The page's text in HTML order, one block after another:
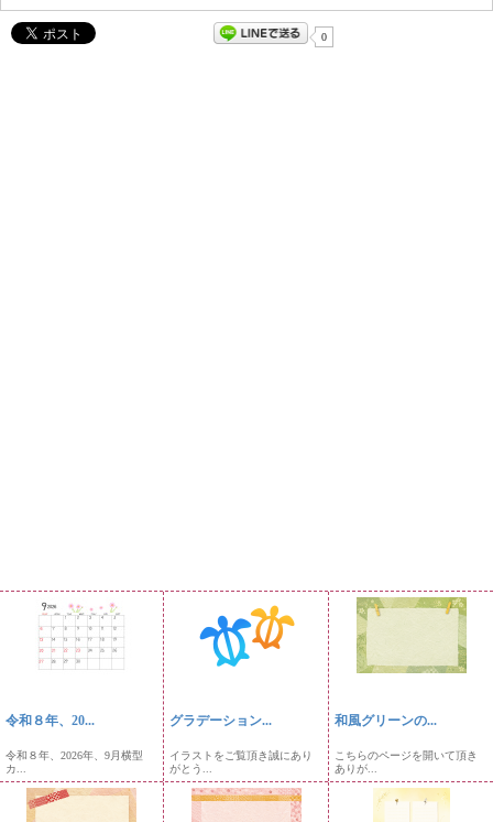
0
令和８年、20...
令和８年、2026年、9月横型
カ...
グラデーション...
イラストをご覧頂き誠にあり
がとう...
和風グリーンの...
こちらのページを開いて頂き
ありが...